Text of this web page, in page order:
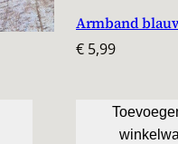
Armband
€ 5,99